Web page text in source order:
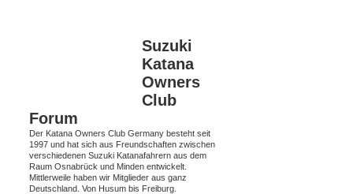
Suzuki
Katana
Owners
Club
Forum
Der Katana Owners Club Germany besteht seit
1997 und hat sich aus Freundschaften zwischen
verschiedenen Suzuki Katanafahrern aus dem
Raum Osnabrück und Minden entwickelt.
Mittlerweile haben wir Mitglieder aus ganz
Deutschland. Von Husum bis Freiburg.